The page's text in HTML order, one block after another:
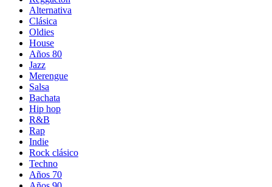
Alternativa
Clásica
Oldies
House
Años 80
Jazz
Merengue
Salsa
Bachata
Hip hop
R&B
Rap
Indie
Rock clásico
Techno
Años 70